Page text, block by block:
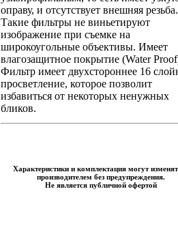
оправу, и отсутствует внешняя резьба.
Такие фильтры не виньетируют
изображение при съемке на
широкоугольные объективы. Имеет
влагозащитное покрытие (Water
Фильтр имеет двухстороннее 16
просветление, которое позволит
избавиться от некоторых ненужных
бликов.
Характеристики и комплектация могут
производителем без предупреждения.
Не является публичной офертой